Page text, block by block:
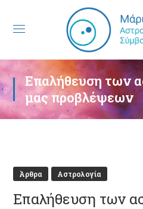
Επαλήθευση των
μας προβλέψεων
Άρθρα Αστρολογία
Επαλήθευση των